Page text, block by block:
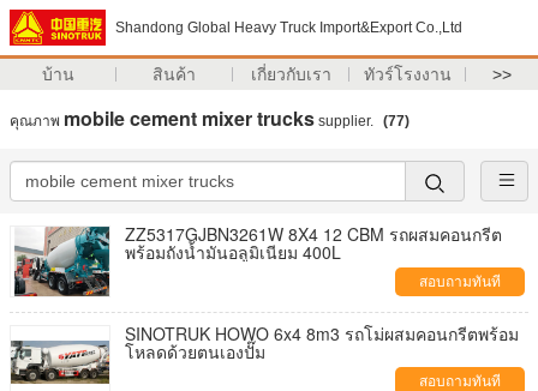
Shandong Global Heavy Truck Import&Export Co.,Ltd
บ้าน สินค้า เกี่ยวกับเรา ทัวร์โรงงาน >>
คุณภาพ mobile cement mixer trucks supplier. (77)
ZZ5317GJBN3261W 8X4 12 CBM รถผสมคอนกรีต
พร้อมถังน้ำมันอลูมิเนียม 400L
สอบถามทันที
SINOTRUK HOWO 6x4 8m3 รถโม่ผสมคอนกรีตพร้อม
โหลดด้วยตนเองปั๊ม
สอบถามทันที